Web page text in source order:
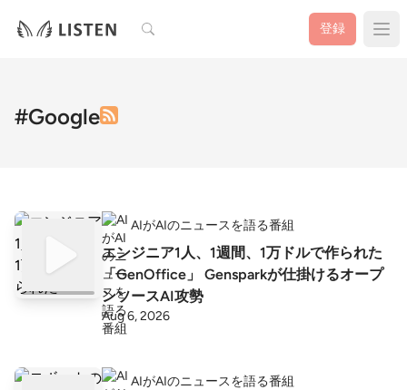
検索 登録
#Google
AIがAIのニュースを語る番組
エンジニア1人、1週間、1万ドルで作られた
「GenOffice」 Gensparkが仕掛けるオープ
ンソースAI攻勢
Aug 6, 2026
AIがAIのニュースを語る番組